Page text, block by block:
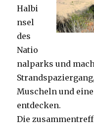
Halbi
nsel
des
Natio
nalparks und
Muscheln und
entdecken.
Die